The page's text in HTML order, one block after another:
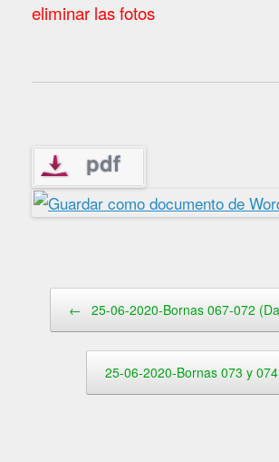
eliminar las fotos
← 25-06-2020-Bornas 067-072
25-06-2020-Bornas 073 y 074